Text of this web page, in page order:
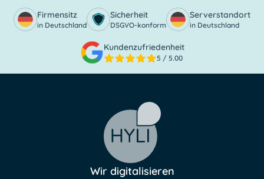
Firmensitz
in Deutschland
Sicherheit
DSGVO-konform
Serverstandort
in Deutschland
Kundenzufriedenheit
5 / 5.00
Wir digitalisieren